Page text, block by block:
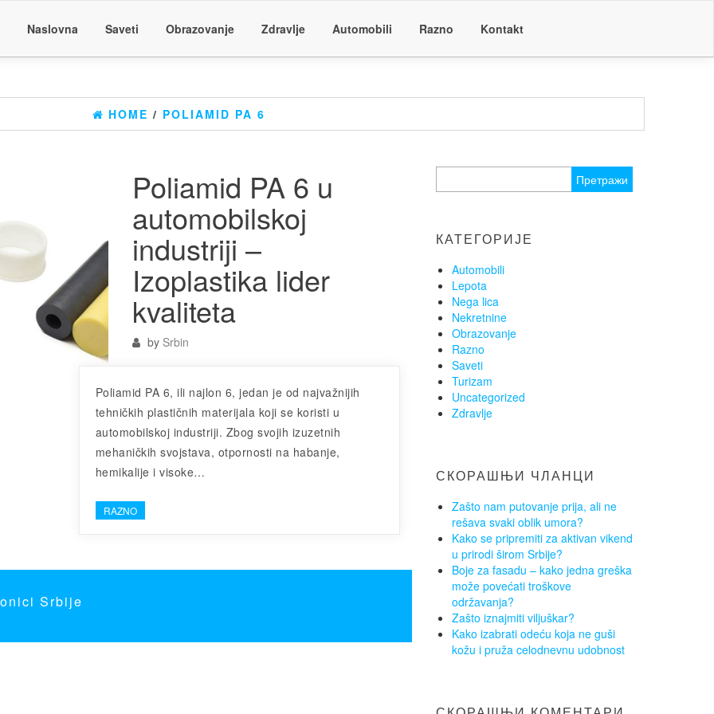
Naslovna Saveti Obrazovanje Zdravlje Automobili Razno Kontakt
HOME / POLIAMID PA 6
Poliamid PA 6 u
automobilskoj
industriji –
Izoplastika lider
kvaliteta
by Srbin
Poliamid PA 6, ili najlon 6, jedan je od najvažnijih
tehničkih plastičnih materijala koji se koristi u
automobilskoj industriji. Zbog svojih izuzetnih
mehaničkih svojstava, otpornosti na habanje,
hemikalije i visoke…
RAZNO
Srbije
за:
КАТЕГОРИЈЕ
Automobili
Lepota
Nega lica
Nekretnine
Obrazovanje
Razno
Saveti
Turizam
Uncategorized
Zdravlje
СКОРАШЊИ ЧЛАНЦИ
Zašto nam putovanje prija, ali ne
rešava svaki oblik umora?
Kako se pripremiti za aktivan vikend
u prirodi širom Srbije?
Boje za fasadu – kako jedna greška
može povećati troškove
održavanja?
Zašto iznajmiti viljuškar?
Kako izabrati odeću koja ne guši
kožu i pruža celodnevnu udobnost